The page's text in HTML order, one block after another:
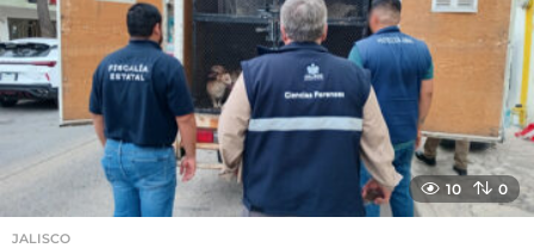
s
g
o
10 0
JALISCO